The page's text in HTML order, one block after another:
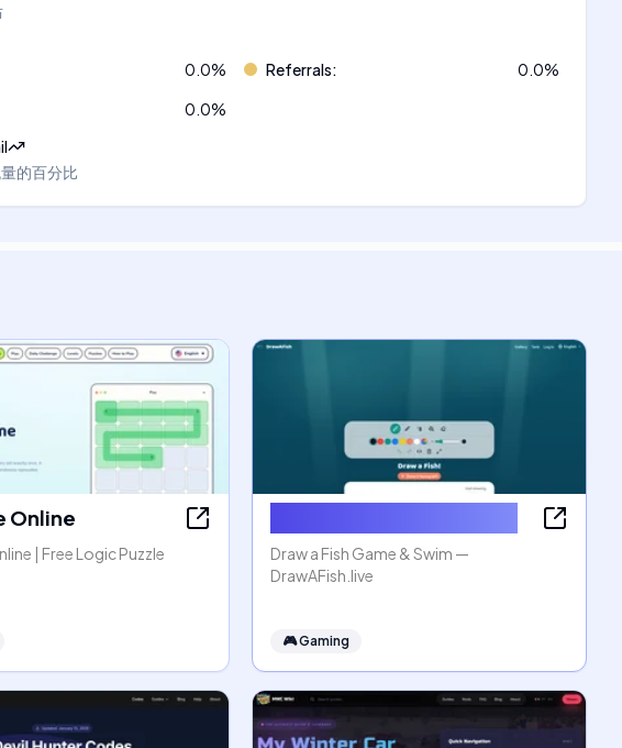
0.0% Referrals: 0.0%
0.0%
的百分比
Online
| Free Logic Puzzle
Draw a Fish Game & Swim —
DrawAFish.live
🎮Gaming